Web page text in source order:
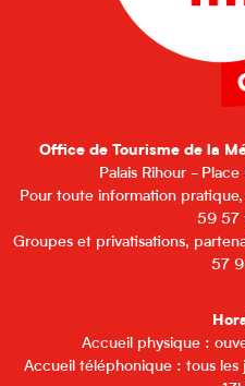
Office de Tourisme de la
Palais Rihour -
Pour toute information
59 57
Groupes et privatisations,
57
Accueil physique :
Accueil téléphonique : tous les